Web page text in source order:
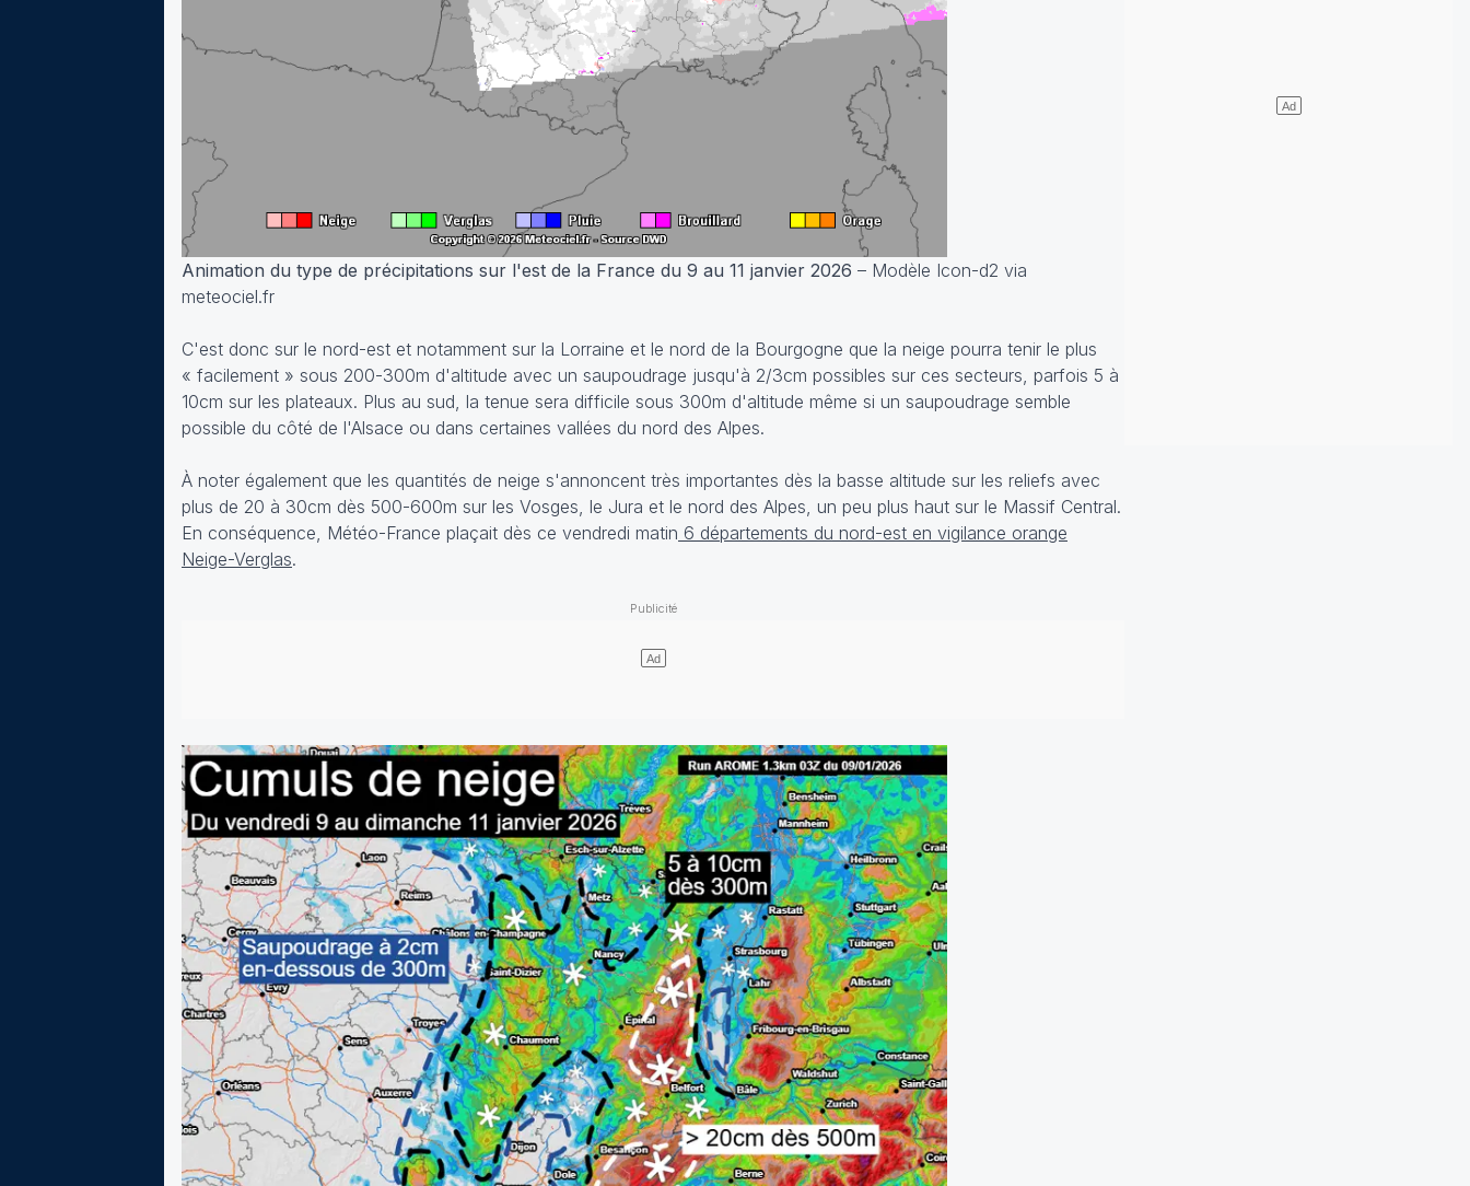
Animation du type de précipitations sur l'est de la France du 9 au 11 janvier 2026 – Modèle Icon-d2 via
meteociel.fr
C'est donc sur le nord-est et notamment sur la Lorraine et le nord de la Bourgogne que la neige pourra tenir le plus
« facilement » sous 200-300m d'altitude avec un saupoudrage jusqu'à 2/3cm possibles sur ces secteurs, parfois 5 à
10cm sur les plateaux. Plus au sud, la tenue sera difficile sous 300m d'altitude même si un saupoudrage semble
possible du côté de l'Alsace ou dans certaines vallées du nord des Alpes.
À noter également que les quantités de neige s'annoncent très importantes dès la basse altitude sur les reliefs avec
plus de 20 à 30cm dès 500-600m sur les Vosges, le Jura et le nord des Alpes, un peu plus haut sur le Massif Central.
En conséquence, Météo-France plaçait dès ce vendredi matin 6 départements du nord-est en vigilance orange
Neige-Verglas.